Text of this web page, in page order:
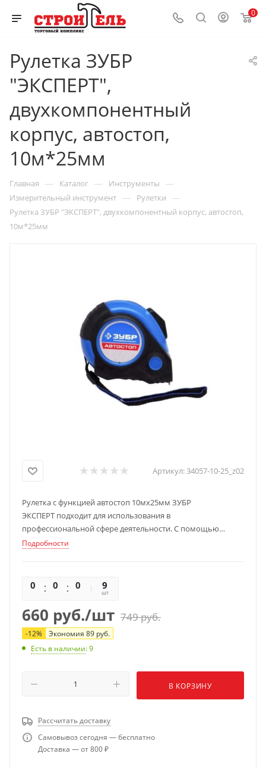
0
Рулетка ЗУБР
"ЭКСПЕРТ",
двухкомпонентный
корпус, автостоп,
10м*25мм
Главная — Каталог — Инструменты —
Измерительный инструмент — Рулетки —
Рулетка ЗУБР "ЭКСПЕРТ", двухкомпонентный корпус, автостоп,
10м*25мм
Артикул:34057-10-25_z02
Рулетка с функцией автостоп 10мх25мм ЗУБР
ЭКСПЕРТ подходит для использования в
профессиональной сфере деятельности. С помощью
рулетки можно легко получить высокоточный результат
автостопа в виде кнопки. Рулетка имеет удобную форму и
в процессе работы она не выскальзывает из рук.
Подробности
0 0 0 09
шт
660 руб./шт 749руб.
-12% Экономия 89 руб.
Есть в наличии: 9
В КОРЗИНУ
Рассчитать доставку
Самовывоз сегодня — бесплатно
Доставка — от 800 ₽